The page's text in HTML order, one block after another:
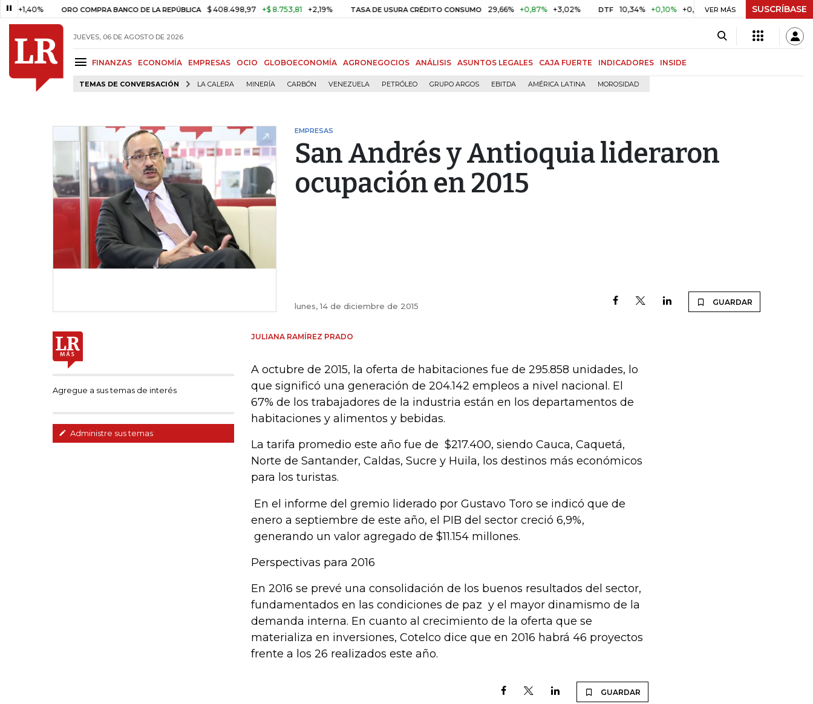
ORO COMPRA BANCO DE LA REPÚBLICA $ 408.498,97 +$ 8.753,81 +2,19% TASA DE USURA CRÉDITO CONSUMO 29,66% +0,87% +3,02% DTF 10,34% +0,10% +0,98% UVR $ 416,86 +$ 0,05
VER MÁS SUSCRÍBASE
JUEVES, 06 DE AGOSTO DE 2026
FINANZAS ECONOMÍA EMPRESAS OCIO GLOBOECONOMÍA AGRONEGOCIOS ANÁLISIS ASUNTOS LEGALES CAJA FUERTE INDICADORES INSIDE
TEMAS DE CONVERSACIÓN LA CALERA MINERÍA CARBÓN VENEZUELA PETRÓLEO GRUPO ARGOS EBITDA AMÉRICA LATINA MOROSIDAD
EMPRESAS
San Andrés y Antioquia lideraron
ocupación en 2015
lunes, 14 de diciembre de 2015 GUARDAR
Agregue a sus temas de interés
Administre sus temas
JULIANA RAMÍREZ PRADO
A octubre de 2015, la oferta de habitaciones fue de 295.858 unidades, lo
que significó una generación de 204.142 empleos a nivel nacional. El
67% de los trabajadores de la industria están en los departamentos de
habitaciones y alimentos y bebidas.
La tarifa promedio este año fue de $217.400, siendo Cauca, Caquetá,
Norte de Santander, Caldas, Sucre y Huila, los destinos más económicos
para los turistas.
En el informe del gremio liderado por Gustavo Toro se indicó que de
enero a septiembre de este año, el PIB del sector creció 6,9%,
generando un valor agregado de $11.154 millones.
Perspectivas para 2016
En 2016 se prevé una consolidación de los buenos resultados del sector,
fundamentados en las condiciones de paz y el mayor dinamismo de la
demanda interna. En cuanto al crecimiento de la oferta que se
materializa en inversiones, Cotelco dice que en 2016 habrá 46 proyectos
frente a los 26 realizados este año.
GUARDAR